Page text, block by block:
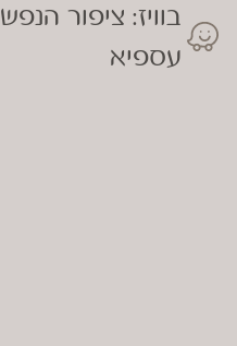
בוויז: ציפור הנפש
עספיא